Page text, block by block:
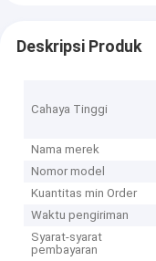
Deskripsi Produk
Cahaya Tinggi
Nama merek
Nomor model
Kuantitas min Order
Waktu pengiriman
Syarat-syarat
pembayaran